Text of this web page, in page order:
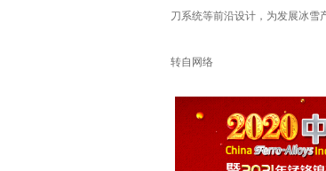
刀系统等前沿设计，为发展冰雪
转自网络